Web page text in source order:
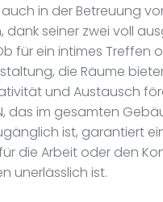
auch in der Betreuung
dank seiner zwei voll
für ein intimes Treffen
die Räume
und Austausch
das im gesamten
ist, garantiert
die Arbeit oder den
unerlässlich ist.